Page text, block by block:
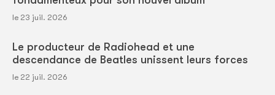
le 23 juil. 2026
Le producteur de Radiohead et une
descendance de Beatles unissent leurs forces
le 22 juil. 2026